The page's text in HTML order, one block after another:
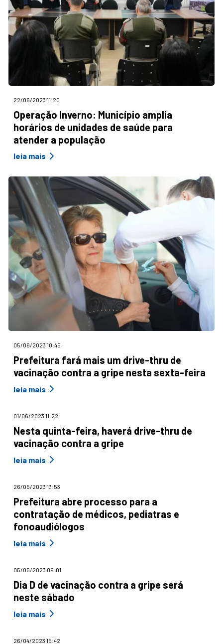
22/06/2023 11:20
Operação Inverno: Município amplia
horários de unidades de saúde para
atender a população
leia mais
05/06/2023 10:45
Prefeitura fará mais um drive-thru de
vacinação contra a gripe nesta sexta-feira
leia mais
01/06/2023 11:22
Nesta quinta-feira, haverá drive-thru de
vacinação contra a gripe
leia mais
26/05/2023 13:53
Prefeitura abre processo para a
contratação de médicos, pediatras e
fonoaudiólogos
leia mais
05/05/2023 09:01
Dia D de vacinação contra a gripe será
neste sábado
leia mais
26/04/2023 15:42